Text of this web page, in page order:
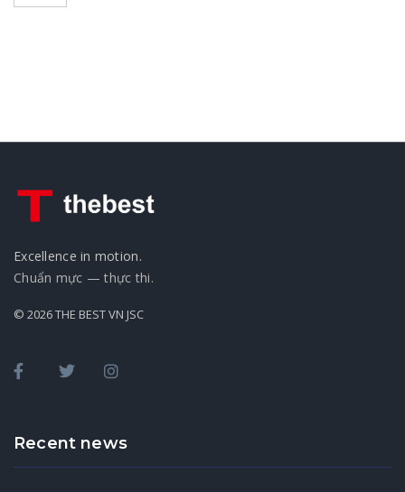
Excellence in motion.
Chuẩn mực — thực thi.
© 2026 THE BEST VN JSC
Recent news